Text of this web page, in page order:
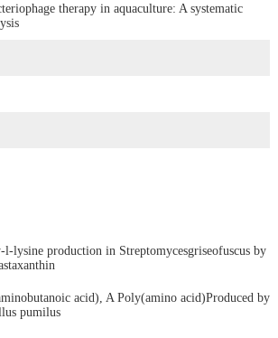
therapy in aquaculture: A systematic
production in Streptomycesgriseofuscus by
acid), A Poly(amino acid)Produced by
pumilus